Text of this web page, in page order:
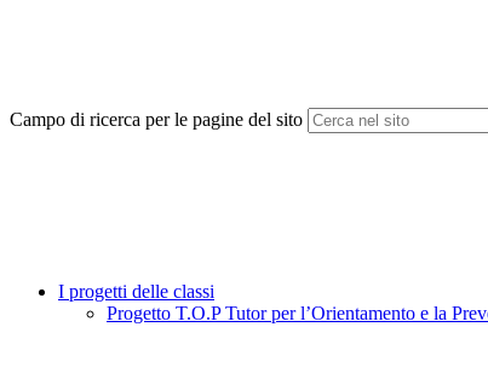
Campo di ricerca per le pagine del sito
I progetti delle classi
Progetto T.O.P Tutor per l’Orientamento e la